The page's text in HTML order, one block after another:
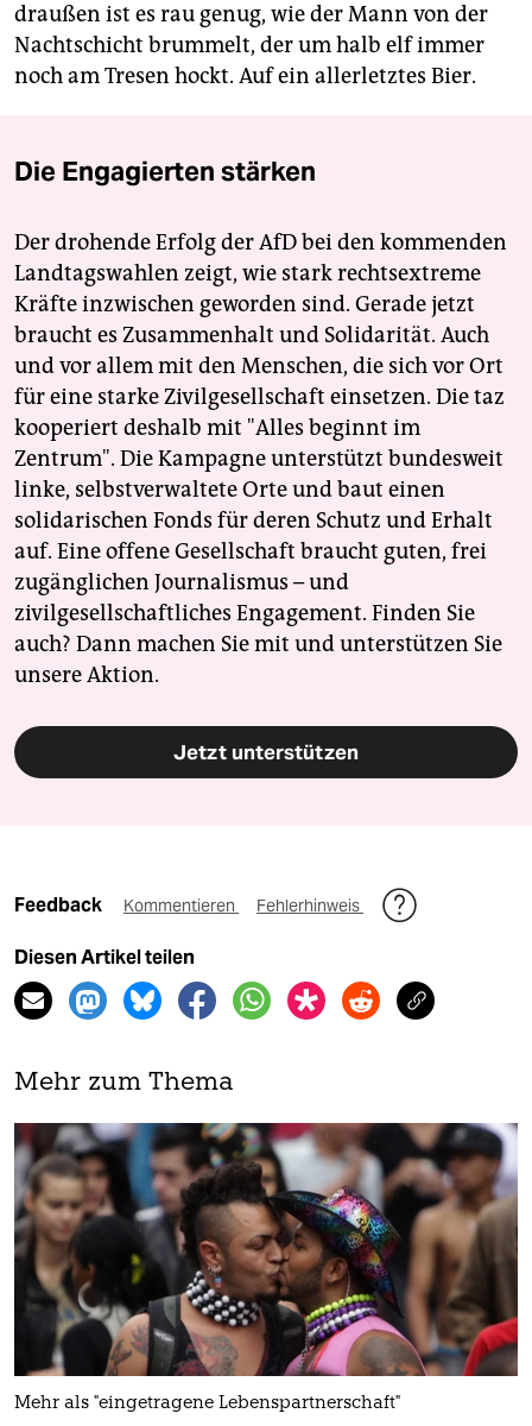
draußen ist es rau genug, wie der Mann von der
Nachtschicht brummelt, der um halb elf immer
noch am Tresen hockt. Auf ein allerletztes Bier.
Die Engagierten stärken
Der drohende Erfolg der AfD bei den kommenden
Landtagswahlen zeigt, wie stark rechtsextreme
Kräfte inzwischen geworden sind. Gerade jetzt
braucht es Zusammenhalt und Solidarität. Auch
und vor allem mit den Menschen, die sich vor Ort
für eine starke Zivilgesellschaft einsetzen. Die taz
kooperiert deshalb mit "Alles beginnt im
Zentrum". Die Kampagne unterstützt bundesweit
linke, selbstverwaltete Orte und baut einen
solidarischen Fonds für deren Schutz und Erhalt
auf. Eine offene Gesellschaft braucht guten, frei
zugänglichen Journalismus – und
zivilgesellschaftliches Engagement. Finden Sie
auch? Dann machen Sie mit und unterstützen Sie
unsere Aktion.
Jetzt unterstützen
Feedback Kommentieren Fehlerhinweis
Diesen Artikel teilen
Mehr zum Thema
Mehr als "eingetragene Lebenspartnerschaft"